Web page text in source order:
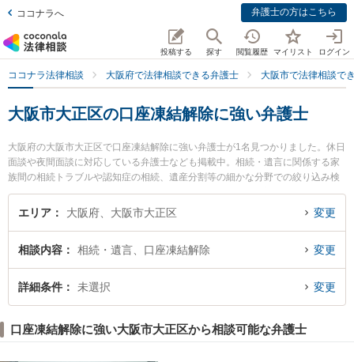
ココナラへ 弁護士の方はこちら
投稿する 探す 閲覧履歴 マイリスト ログイン
ココナラ法律相談 大阪府で法律相談できる弁護士 大阪市で法律相談で
大阪市大正区の口座凍結解除に強い弁護士
大阪府の大阪市大正区で口座凍結解除に強い弁護士が1名見つかりました。休日
面談や夜間面談に対応している弁護士なども掲載中。相続・遺言に関係する家
族間の相続トラブルや認知症の相続、遺産分割等の細かな分野での絞り込み検
索もでき便利です。特に大正法律事務所の岡 英男弁護士のプロフィール情報や
弁護士費用、強みなどが注目されています。『大阪市大正区で土日や夜間に発
口座凍結解除を法律相談できる大阪市大正区内の弁護士に相談予約したい』な
どでお困りの相談者さんにおすすめです。
エリア 大阪府、大阪市大正区 変更
相談内容 相続・遺言、口座凍結解除 変更
詳細条件 未選択 変更
口座凍結解除に強い大阪市大正区から相談可能な弁護士